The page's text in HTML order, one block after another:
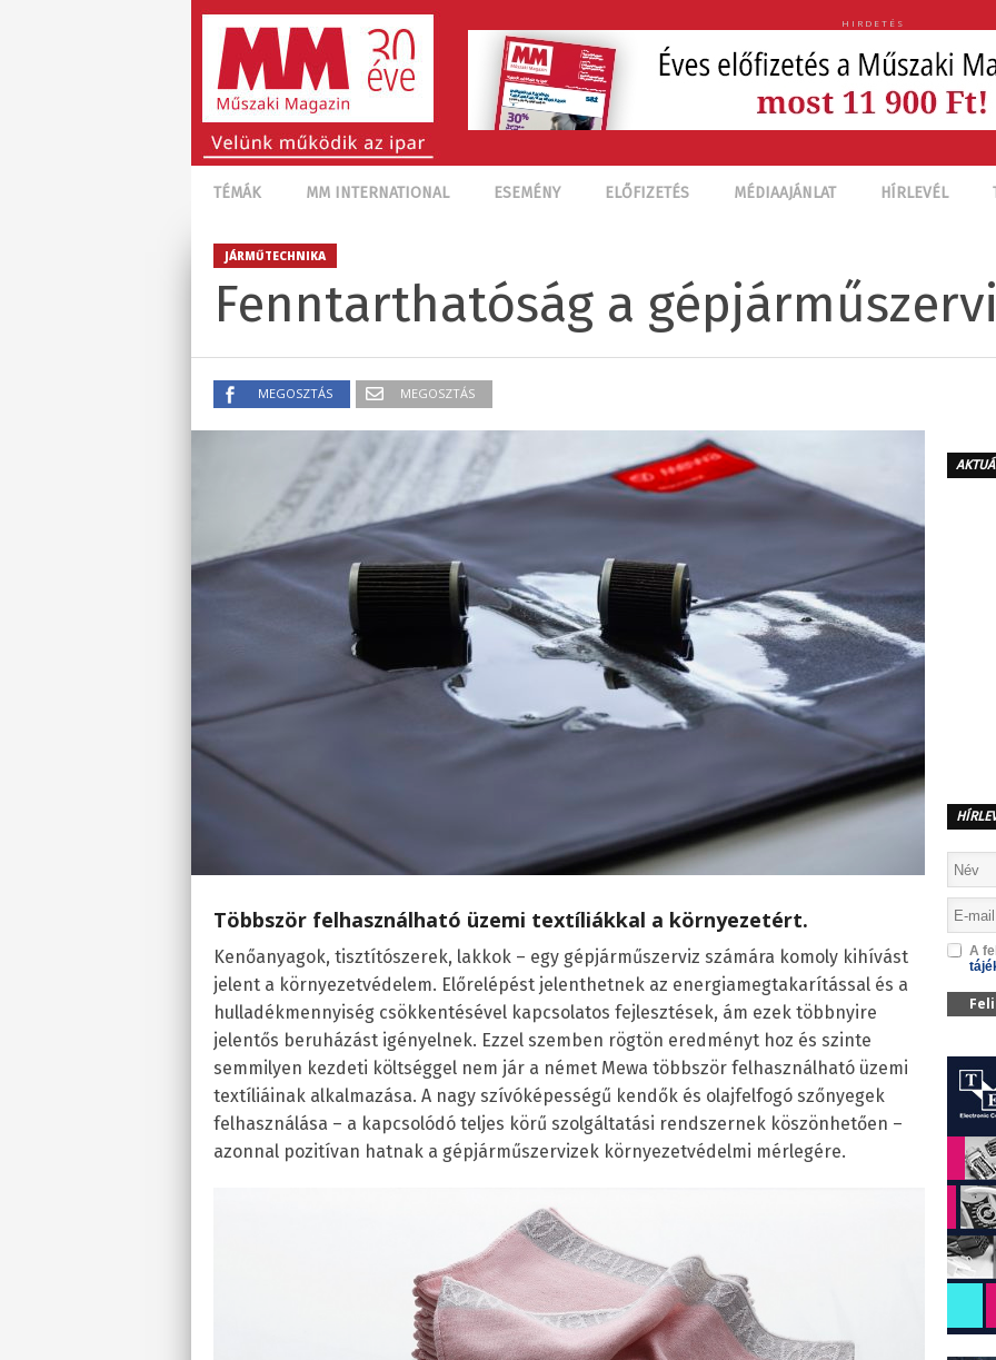
HIRDETÉS
TÉMÁK MM INTERNATIONAL ESEMÉNY ELŐFIZETÉS MÉDIAAJÁNLAT HÍRLEVÉL
JÁRMŰTECHNIKA
Fenntarthatóság a
MEGOSZTÁS MEGOSZTÁS
Többször felhasználható üzemi textíliákkal a környezetért.
Kenőanyagok, tisztítószerek, lakkok – egy gépjárműszerviz számára komoly kihívást
jelent a környezetvédelem. Előrelépést jelenthetnek az energiamegtakarítással és a
hulladékmennyiség csökkentésével kapcsolatos fejlesztések, ám ezek többnyire
jelentős beruházást igényelnek. Ezzel szemben rögtön eredményt hoz és szinte
semmilyen kezdeti költséggel nem jár a német Mewa többször felhasználható üzemi
textíliáinak alkalmazása. A nagy szívóképességű kendők és olajfelfogó szőnyegek
felhasználása – a kapcsolódó teljes körű szolgáltatási rendszernek köszönhetően –
azonnal pozitívan hatnak a gépjárműszervizek környezetvédelmi mérlegére.
A